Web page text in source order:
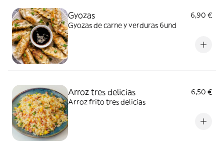
Gyozas
6,90 €
Gyozas de carne y verduras 6und
Arroz tres delicias
6,50 €
Arroz frito tres delicias